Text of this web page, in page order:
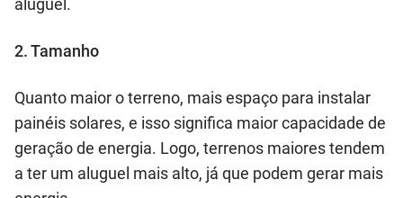
aluguel.
2. Tamanho
Quanto maior o terreno, mais espaço para instalar
painéis solares, e isso significa maior capacidade de
geração de energia. Logo, terrenos maiores tendem
a ter um aluguel mais alto, já que podem gerar mais